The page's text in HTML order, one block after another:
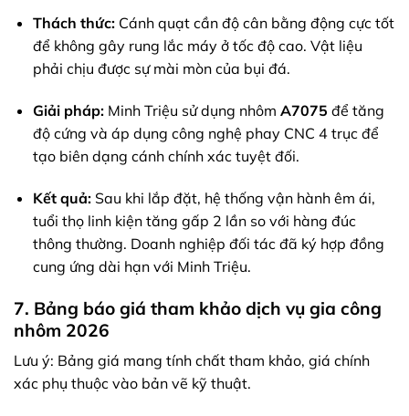
Thách thức:Cánh quạt cần độ cân bằng động cực tốt
để không gây rung lắc máy ở tốc độ cao. Vật liệu
phải chịu được sự mài mòn của bụi đá.
Giải pháp:Minh Triệu sử dụng nhôm A7075 để tăng
độ cứng và áp dụng công nghệ phay CNC 4 trục để
tạo biên dạng cánh chính xác tuyệt đối.
Kết quả:Sau khi lắp đặt, hệ thống vận hành êm ái,
tuổi thọ linh kiện tăng gấp 2 lần so với hàng đúc
thông thường. Doanh nghiệp đối tác đã ký hợp đồng
cung ứng dài hạn với Minh Triệu.
7. Bảng báo giá tham khảo dịch vụ gia công
nhôm 2026
Lưu ý: Bảng giá mang tính chất tham khảo, giá chính
xác phụ thuộc vào bản vẽ kỹ thuật.